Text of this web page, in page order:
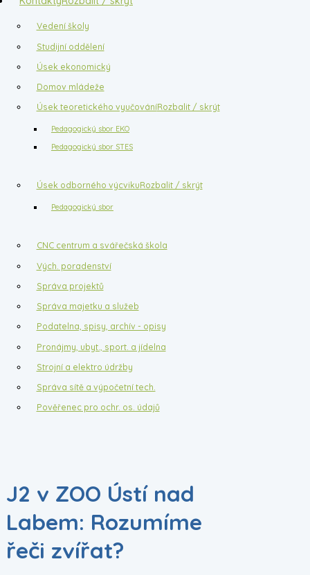
Vedení školy
Studijní oddělení
Úsek ekonomický
Domov mládeže
Úsek teoretického vyučováníRozbalit / skrýt
Pedagogický sbor EKO
Pedagogický sbor STES
Úsek odborného výcvikuRozbalit / skrýt
Pedagogický sbor
CNC centrum a svářečská škola
Vých. poradenství
Správa projektů
Správa majetku a služeb
Podatelna, spisy, archív - opisy
Pronájmy, ubyt., sport. a jídelna
Strojní a elektro údržby
Správa sítě a výpočetní tech.
Pověřenec pro ochr. os. údajů
J2 v ZOO Ústí nad
Labem: Rozumíme
řeči zvířat?